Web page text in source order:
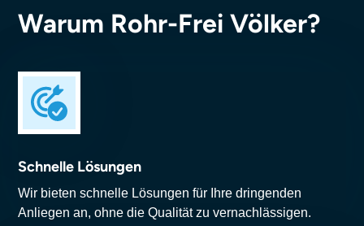
Warum Rohr-Frei Völker?
Schnelle Lösungen
Wir bieten schnelle Lösungen für Ihre dringenden
Anliegen an, ohne die Qualität zu vernachlässigen.